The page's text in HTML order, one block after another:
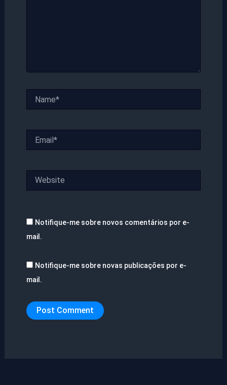
Notifique-me sobre novos comentários por e-
mail.
Notifique-me sobre novas publicações por e-
mail.